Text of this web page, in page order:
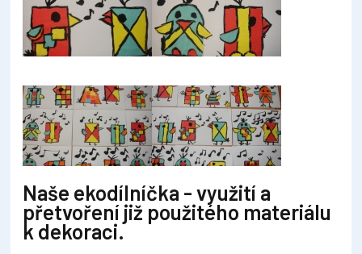
Naše ekodílníčka - využití a
přetvoření již použitého materiálu
k dekoraci.